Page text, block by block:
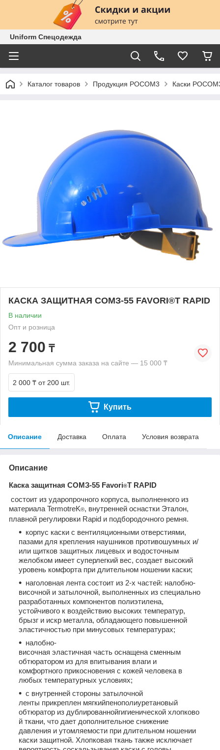
Uniform Спецодежда
Каталог товаров Продукция РОСОМ3 Каски
КАСКА ЗАЩИТНАЯ СОМЗ-55 FAVORI®T RAPID
В наличии
Опт и розница
2 700 ₸
Минимальная сумма заказа на сайте — 15 000 ₸
2 000 ₸ от 200 шт.
Купить
Описание Доставка Оплата Условия возврата
Описание
Каска защитная СОМЗ-55 Favori®T RAPID
состоит из ударопрочного корпуса, выполненного из
материала TermotreK®, внутренней оснастки Эталон,
плавной регулировки Rapid и подбородочного ремня.
корпус каски с вентиляционными отверстиями,
пазами для крепления наушников противошумных и/
или щитков защитных лицевых и водосточным
желобком имеет суперлегкий вес, создает высокий
уровень комфорта при длительном ношении каски;
наголовная лента состоит из 2-х частей: налобно-
височной и затылочной, выполненных из специально
разработанных компонентов полиэтилена,
устойчивого к воздействию высоких температур,
брызг и искр металла, обладающего повышенной
эластичностью при минусовых температурах;
налобно-
височная эластичная часть оснащена сменным
обтюратором из для впитывания влаги и
комфортного прикосновения с кожей человека в
любых температурных условиях;
с внутренней стороны затылочной
ленты прикреплен мягкийпенополиуретановый
обтюратор из дублированнойгигиенической хлопково
й ткани, что дает дополнительное снижение
давления и утомляемости при длительном ношении
каски защитной. Хлопковая ткань также исключает